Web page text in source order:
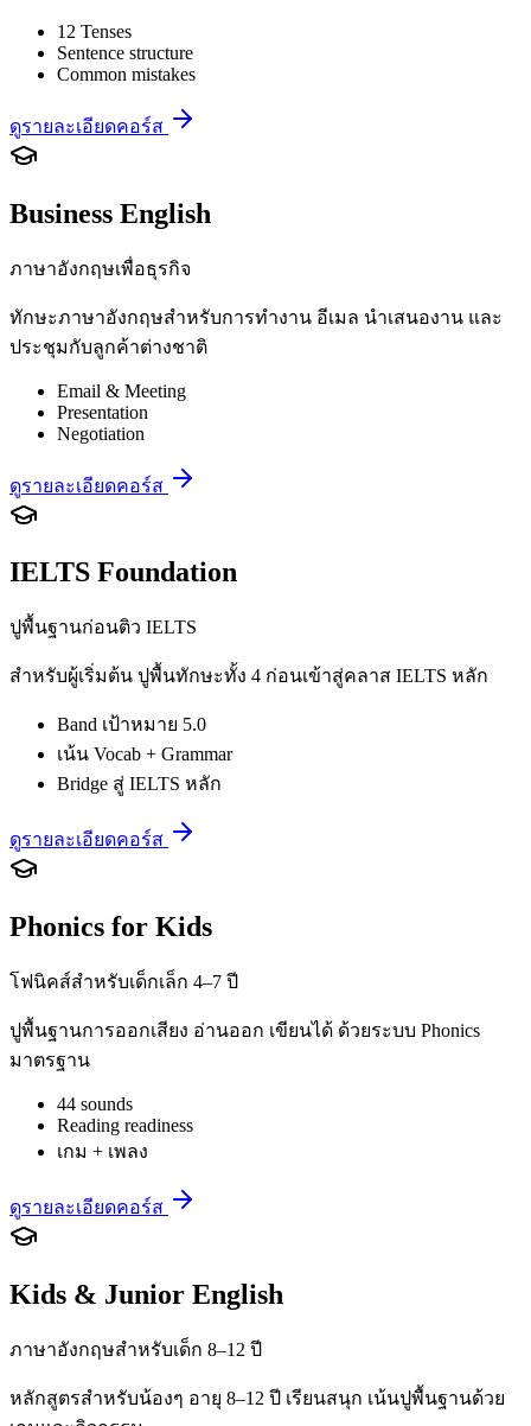
12 Tenses
Sentence structure
Common mistakes
ดูรายละเอียดคอร์ส
Business English
ภาษาอังกฤษเพื่อธุรกิจ
ทักษะภาษาอังกฤษสำหรับการทำงาน อีเมล นำเสนองาน และ
ประชุมกับลูกค้าต่างชาติ
Email & Meeting
Presentation
Negotiation
ดูรายละเอียดคอร์ส
IELTS Foundation
ปูพื้นฐานก่อนติว IELTS
สำหรับผู้เริ่มต้น ปูพื้นทักษะทั้ง 4 ก่อนเข้าสู่คลาส IELTS หลัก
Band เป้าหมาย 5.0
เน้น Vocab + Grammar
Bridge สู่ IELTS หลัก
ดูรายละเอียดคอร์ส
Phonics for Kids
โฟนิคส์สำหรับเด็กเล็ก 4–7 ปี
ปูพื้นฐานการออกเสียง อ่านออก เขียนได้ ด้วยระบบ Phonics
มาตรฐาน
44 sounds
Reading readiness
เกม + เพลง
ดูรายละเอียดคอร์ส
Kids & Junior English
ภาษาอังกฤษสำหรับเด็ก 8–12 ปี
หลักสูตรสำหรับน้องๆ อายุ 8–12 ปี เรียนสนุก เน้นปูพื้นฐานด้วย